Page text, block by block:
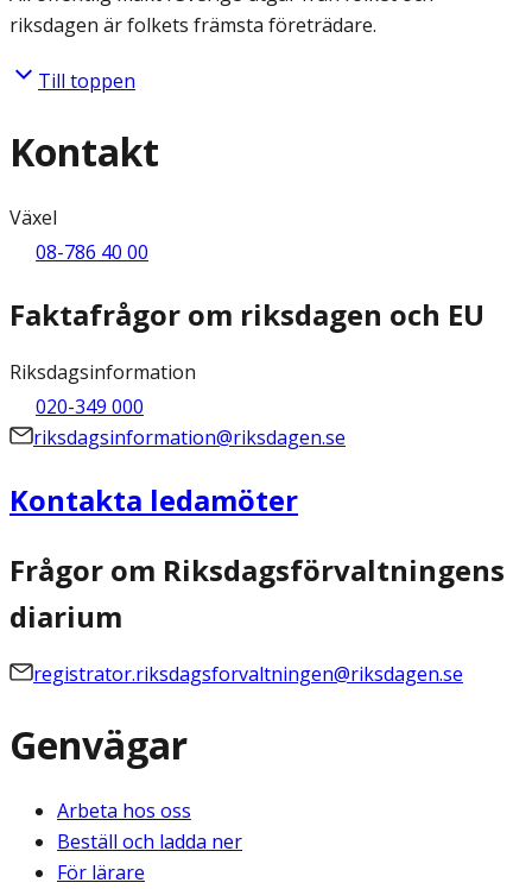
riksdagen är folkets främsta företrädare.
Till toppen
Kontakt
Växel
08-786 40 00
Faktafrågor om riksdagen och EU
Riksdagsinformation
020-349 000
riksdagsinformation@riksdagen.se
Kontakta ledamöter
Frågor om Riksdagsförvaltningens
diarium
registrator.riksdagsforvaltningen@riksdagen.se
Genvägar
Arbeta hos oss
Beställ och ladda ner
För lärare